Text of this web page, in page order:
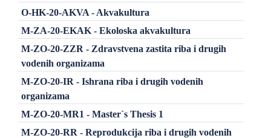
O-HK-20-AKVA - Akvakultura
M-ZA-20-EKAK - Ekoloska akvakultura
M-ZO-20-ZZR - Zdravstvena zastita riba i drugih
vodenih organizama
M-ZO-20-IR - Ishrana riba i drugih vodenih
organizama
M-ZO-20-MR1 - Master`s Thesis 1
M-ZO-20-RR - Reprodukcija riba i drugih vodenih